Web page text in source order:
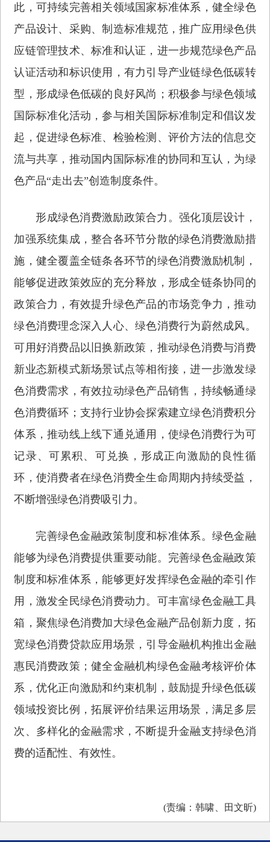
此，可持续完善相关领域国家标准体系，健全绿色
产品设计、采购、制造标准规范，推广应用绿色供
应链管理技术、标准和认证，进一步规范绿色产品
认证活动和标识使用，有力引导产业链绿色低碳转
型，形成绿色低碳的良好风尚；积极参与绿色领域
国际标准化活动，参与相关国际标准制定和倡议发
起，促进绿色标准、检验检测、评价方法的信息交
流与共享，推动国内国际标准的协同和互认，为绿
色产品“走出去”创造制度条件。
形成绿色消费激励政策合力。强化顶层设计，
加强系统集成，整合各环节分散的绿色消费激励措
施，健全覆盖全链条各环节的绿色消费激励机制，
能够促进政策效应的充分释放，形成全链条协同的
政策合力，有效提升绿色产品的市场竞争力，推动
绿色消费理念深入人心、绿色消费行为蔚然成风。
可用好消费品以旧换新政策，推动绿色消费与消费
新业态新模式新场景试点等相衔接，进一步激发绿
色消费需求，有效拉动绿色产品销售，持续畅通绿
色消费循环；支持行业协会探索建立绿色消费积分
体系，推动线上线下通兑通用，使绿色消费行为可
记录、可累积、可兑换，形成正向激励的良性循
环，使消费者在绿色消费全生命周期内持续受益，
不断增强绿色消费吸引力。
完善绿色金融政策制度和标准体系。绿色金融
能够为绿色消费提供重要动能。完善绿色金融政策
制度和标准体系，能够更好发挥绿色金融的牵引作
用，激发全民绿色消费动力。可丰富绿色金融工具
箱，聚焦绿色消费加大绿色金融产品创新力度，拓
宽绿色消费贷款应用场景，引导金融机构推出金融
惠民消费政策；健全金融机构绿色金融考核评价体
系，优化正向激励和约束机制，鼓励提升绿色低碳
领域投资比例，拓展评价结果运用场景，满足多层
次、多样化的金融需求，不断提升金融支持绿色消
费的适配性、有效性。
(责编：韩啸、田文昕)